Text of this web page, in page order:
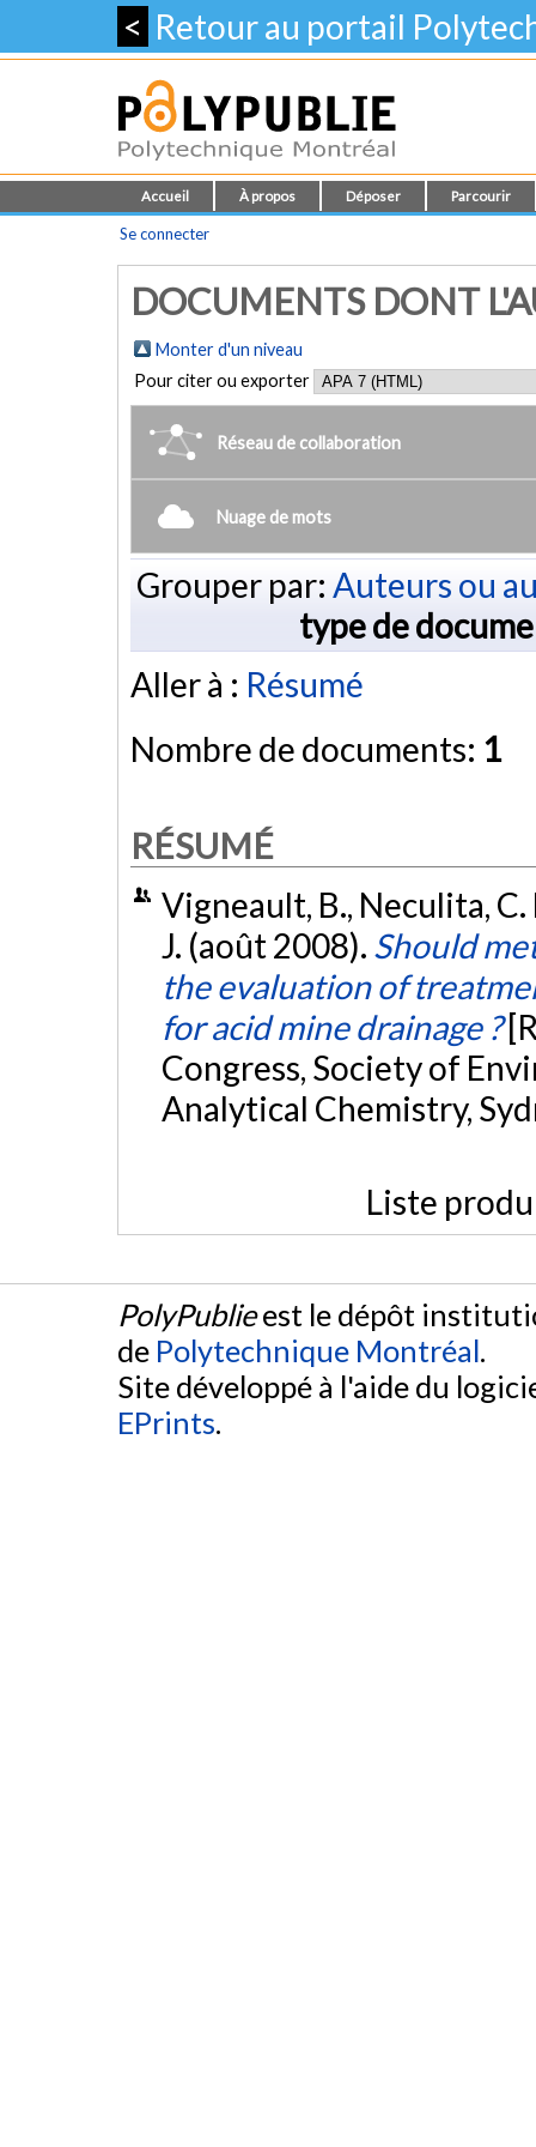
< Retour au portail
Accueil À propos Déposer Parcourir
Se connecter
DOCUMENTS DONT
Monter d'un niveau
Pour citer ou exporter
Réseau de collaboration
Nuage de mots
Grouper par: Auteurs ou
type de
Aller à : Résumé
Nombre de documents: 1
RÉSUMÉ
Vigneault, B., Neculita, C.
J. (août 2008). Should
the evaluation of
for acid mine drainage ?
Congress, Society of
Analytical Chemistry,
Liste
PolyPublieest le dépôt
de Polytechnique Montréal.
Site développé à l'aide du
EPrints.